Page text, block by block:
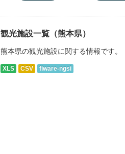
観光施設一覧（熊本県）
熊本県の観光施設に関する情報です。
XLS CSV fiware-ngsi